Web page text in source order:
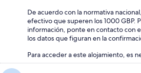
De acuerdo con la normativa
efectivo que superen los 1000 GBP.
información, ponte en contacto con
los datos que figuran en la
Para acceder a este alojamiento, es